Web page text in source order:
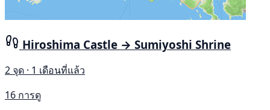
Hiroshima Castle → Sumiyoshi Shrine
2 จุด · 1 เดือนที่แล้ว
16 การดู